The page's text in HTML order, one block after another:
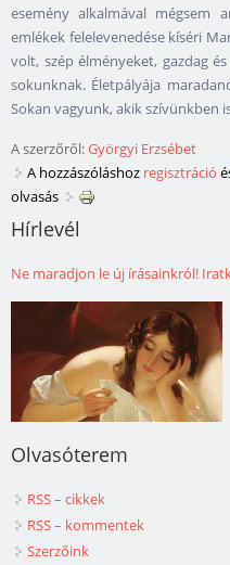
esemény alkalmával mégsem
emlékek felelevenedése kíséri
volt, szép élményeket, gazdag
sokunknak. Életpályája
Sokan vagyunk, akik szívünkben
A szerzőről:Györgyi Erzsébet
A hozzászóláshoz regisztráció
olvasás
Hírlevél
Ne maradjon le új írásainkról!
Olvasóterem
RSS – cikkek
RSS – kommentek
Szerzőink